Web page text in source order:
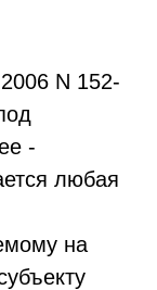
N 152-
-
любая
на